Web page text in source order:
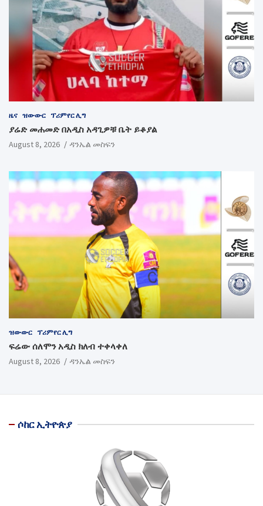
ዜና ዝውውር ፕሪምየር ሊግ
ያሬድ መሐመድ በአዲስ አዳጊዎቹ ቤት ይቆያል
August 8, 2026 ዳንኤል መስፍን
ዝውውር ፕሪምየር ሊግ
ፍሬው ሰለሞን አዲስ ክለብ ተቀላቀለ
August 8, 2026 ዳንኤል መስፍን
ሶከር ኢትዮጵያ